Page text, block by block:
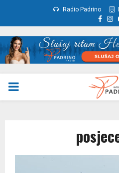
Radio Padrino
PRIMARY